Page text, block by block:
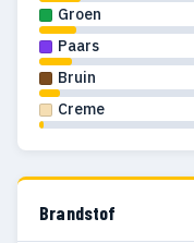
Groen
Paars
Bruin
Creme
Brandstof